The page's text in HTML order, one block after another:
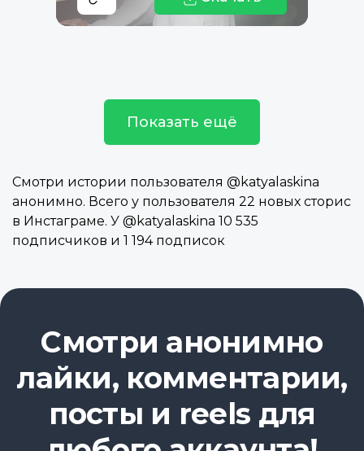
Показать ещё
Смотри истории пользователя @katyalaskina
анонимно. Всего у пользователя 22 новых сторис
в Инстаграме. У @katyalaskina 10 535
подписчиков и 1 194 подписок
Смотри анонимно
лайки, комментарии,
посты и reels для